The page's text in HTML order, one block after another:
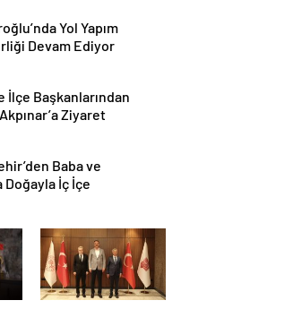
Yol Yapım
Devam Ediyor
İlçe Başkanlarından
Ziyaret
Baba ve
Doğayla İç İçe